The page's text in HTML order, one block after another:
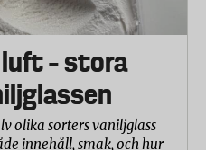
– stora
olika sorters vaniljglass
innehåll, smak, och hur